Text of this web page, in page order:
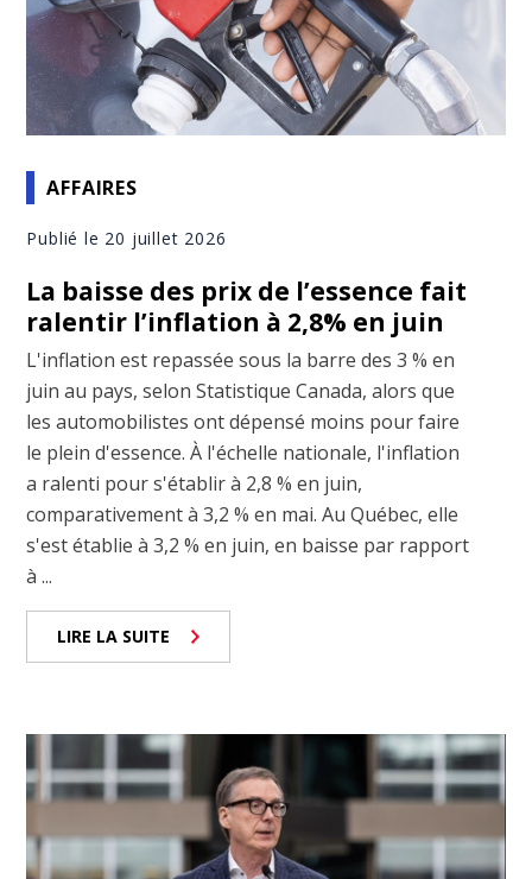
AFFAIRES
Publié le 20 juillet 2026
La baisse des prix de l’essence fait
ralentir l’inflation à 2,8% en juin
L'inflation est repassée sous la barre des 3 % en
juin au pays, selon Statistique Canada, alors que
les automobilistes ont dépensé moins pour faire
le plein d'essence. À l'échelle nationale, l'inflation
a ralenti pour s'établir à 2,8 % en juin,
comparativement à 3,2 % en mai. Au Québec, elle
s'est établie à 3,2 % en juin, en baisse par rapport
à ...
LIRE LA SUITE